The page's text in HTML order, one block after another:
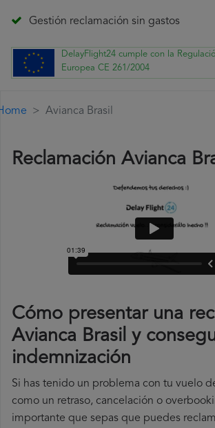
Gestión reclamación sin gastos
DelayFlight24 cumple con la
Europea CE 261/2004
Avianca Brasil
Reclamación Avianca
Cómo presentar una
Avianca Brasil y
indemnización
Si has tenido un problema con tu vuelo
como un retraso, cancelación o
importante que sepas que puedes